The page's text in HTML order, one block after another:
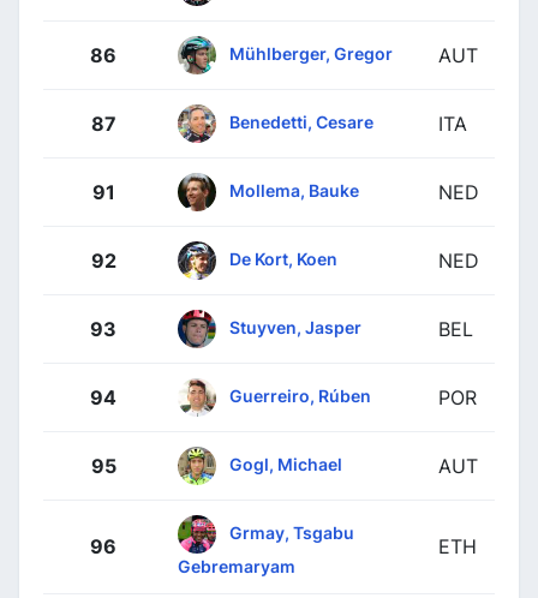
86 Mühlberger, Gregor AUT
87 Benedetti, Cesare ITA
91 Mollema, Bauke NED
92 De Kort, Koen NED
93 Stuyven, Jasper BEL
94 Guerreiro, Rúben POR
95 Gogl, Michael AUT
96
Grmay, Tsgabu
Gebremaryam
ETH